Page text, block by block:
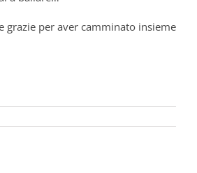
grazie per aver camminato insieme